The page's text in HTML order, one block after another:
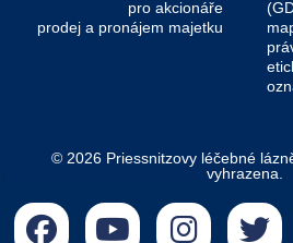
pro akcionáře
prodej a pronájem majetku
© 2026 Priessnitzovy léčebné
vyhrazena.